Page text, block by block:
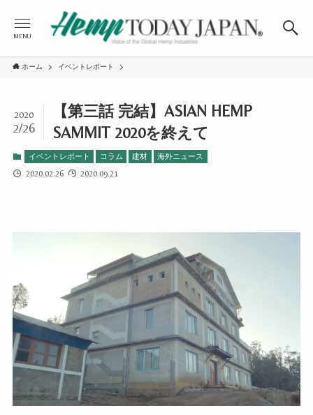
MENU
ホーム イベントレポート
【第三話 完結】ASIAN HEMP
SAMMIT 2020を終えて
2020
2/26
イベントレポート コラム 建材 海外ニュース
2020.02.26 2020.09.21